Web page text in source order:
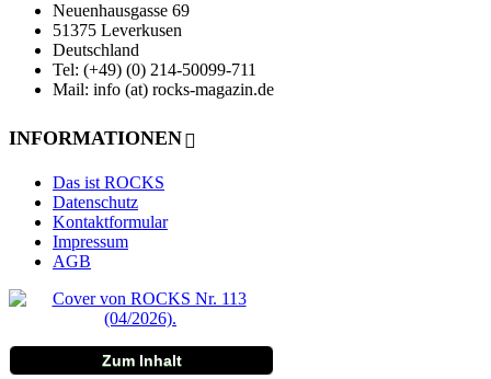
Neuenhausgasse 69
51375 Leverkusen
Deutschland
Tel: (+49) (0) 214-50099-711
Mail: info (at) rocks-magazin.de
INFORMATIONEN
Das ist ROCKS
Datenschutz
Kontaktformular
Impressum
AGB
Zum Inhalt